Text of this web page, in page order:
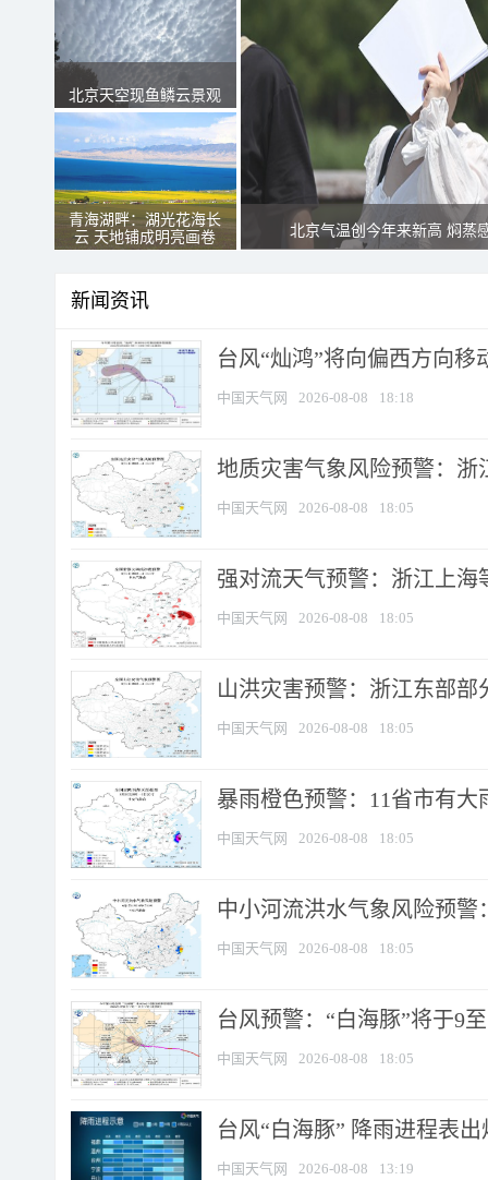
北京天空现鱼鳞云景观
青海湖畔：湖光花海长
云 天地铺成明亮画卷
北京气温创今年来新高 焖蒸
新闻资讯
台风“灿鸿”将向偏西方向移
中国天气网 2026-08-08 18:18
地质灾害气象风险预警：
中国天气网 2026-08-08 18:05
强对流天气预警：浙江上海
中国天气网 2026-08-08 18:05
山洪灾害预警：浙江东部
中国天气网 2026-08-08 18:05
暴雨橙色预警：11省市有
中国天气网 2026-08-08 18:05
中小河流洪水气象风险预
中国天气网 2026-08-08 18:05
台风预警：“白海豚”将于9
中国天气网 2026-08-08 18:05
台风“白海豚” 降雨进程表
中国天气网 2026-08-08 13:19